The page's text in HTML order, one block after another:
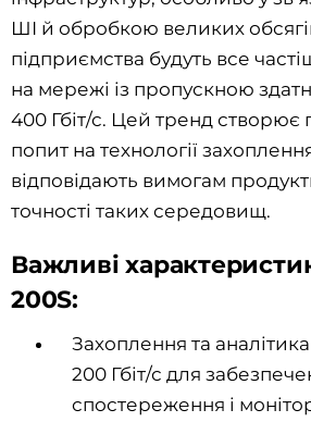
ШІ й обробкою великих
підприємства будуть все
на мережі із пропускною
400 Гбіт/с. Цей тренд створює
попит на технології
відповідають вимогам
точності таких середовищ.
Важливі
200S:
Захоплення та
200 Гбіт/с для
спостереження і